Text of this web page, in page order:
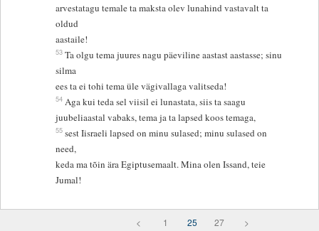
arvestatagu temale ta maksta olev lunahind vastavalt ta
oldud
aastaile!
53 Ta olgu tema juures nagu päeviline aastast aastasse; sinu
silma
ees ta ei tohi tema üle vägivallaga valitseda!
54 Aga kui teda sel viisil ei lunastata, siis ta saagu
juubeliaastal vabaks, tema ja ta lapsed koos temaga,
55 sest Iisraeli lapsed on minu sulased; minu sulased on
need,
keda ma tõin ära Egiptusemaalt. Mina olen Issand, teie
Jumal!
< 1 25 27 >